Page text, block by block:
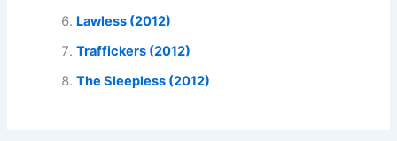
Lawless (2012)
Traffickers (2012)
The Sleepless (2012)